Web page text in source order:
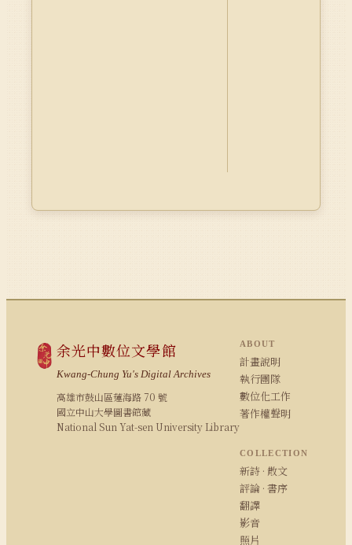
余光中數位文學館
Kwang-Chung Yu's Digital Archives
高雄市鼓山區蓮海路 70 號
國立中山大學圖書館藏
National Sun Yat-sen University Library
ABOUT
計畫說明
執行團隊
數位化工作
著作權聲明
COLLECTION
新詩 · 散文
評論 · 書序
翻譯
影音
照片